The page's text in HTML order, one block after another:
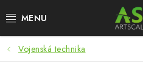
na
BLOG
Vojenská technika